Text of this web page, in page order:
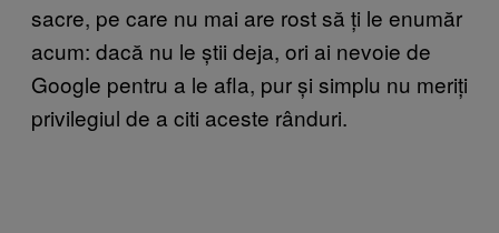
sacre, pe care nu mai are rost să ți le enumăr
acum: dacă nu le știi deja, ori ai nevoie de
Google pentru a le afla, pur și simplu nu meriți
privilegiul de a citi aceste rânduri.